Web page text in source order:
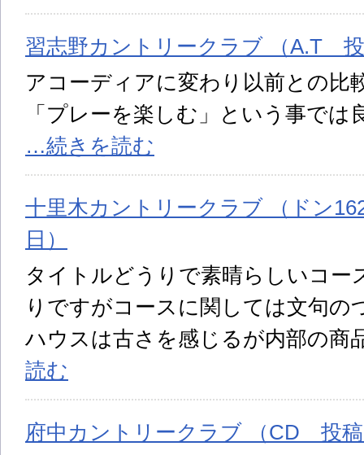
習志野カントリークラブ （A.T
アコーディアに変わり以前との比
「プレーを楽しむ」という事で
…続きを読む
十里木カントリークラブ （ドン
日）
タイトルどうりで素晴らしいコー
りですがコースに関しては文句の
ハウスは古さを感じるが内部の商
読む
府中カントリークラブ （CD 投稿